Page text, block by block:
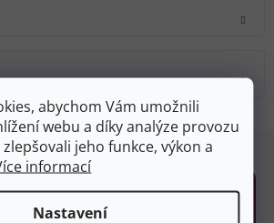
abychom Vám umožnili
webu a díky analýze provozu
jeho funkce, výkon a
informací
Nastavení